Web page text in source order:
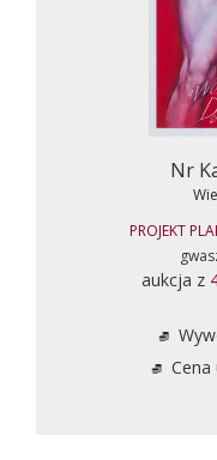
Nr
PROJEKT
aukcja z
Cena